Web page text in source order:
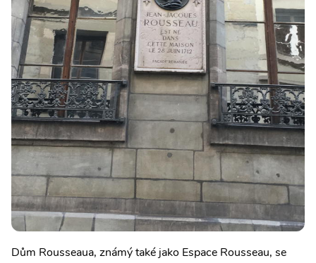
Dům Rousseaua, známý také jako Espace Rousseau, se